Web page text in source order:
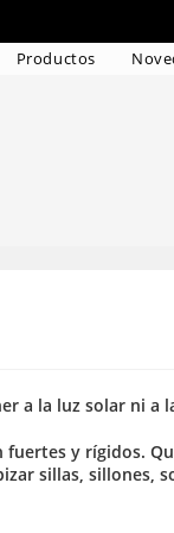
Productos
a la luz solar ni a
y rígidos.
sillas, sillones,